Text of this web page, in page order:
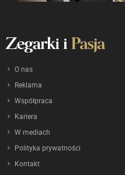
O nas
Reklama
Współpraca
Kariera
W mediach
Polityka prywatności
Kontakt